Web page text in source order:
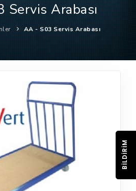
Servis Arabası
AA - S03 Servis Arabası
BILDIRIM